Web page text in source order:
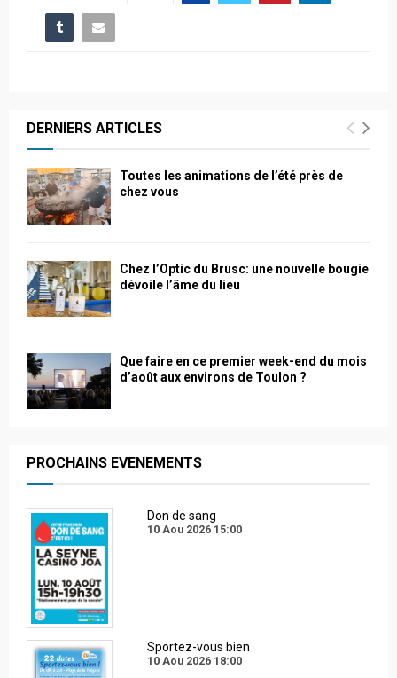
DERNIERS ARTICLES
Toutes les animations de l’été près de
chez vous
Chez l’Optic du Brusc: une nouvelle bougie
dévoile l’âme du lieu
Que faire en ce premier week-end du mois
d’août aux environs de Toulon ?
PROCHAINS EVENEMENTS
Don de sang
10 Aou 2026 15:00
Sportez-vous bien
10 Aou 2026 18:00